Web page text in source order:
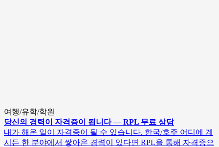
여행/유학/학원
당신의 경력이 자격증이 됩니다 — RPL 무료 상담
내가 해온 일이 자격증이 될 수 있습니다. 한국/호주 어디에 계
시든 한 분야에서 쌓아온 경력이 있다면 RPL을 통해 자격증으